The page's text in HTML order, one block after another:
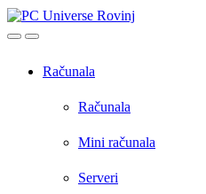
OpenClose
Računala
Računala
Mini računala
Serveri